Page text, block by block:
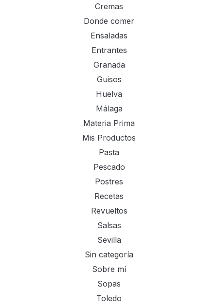
Cremas
Donde comer
Ensaladas
Entrantes
Granada
Guisos
Huelva
Málaga
Materia Prima
Mis Productos
Pasta
Pescado
Postres
Recetas
Revueltos
Salsas
Sevilla
Sin categoría
Sobre mí
Sopas
Toledo